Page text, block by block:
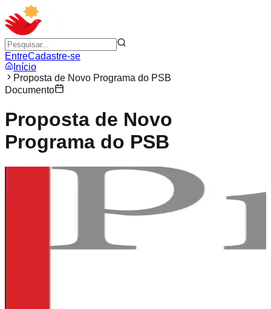
EntreCadastre-se
Início
Proposta de Novo Programa do PSB
Documento
Proposta de Novo
Programa do PSB